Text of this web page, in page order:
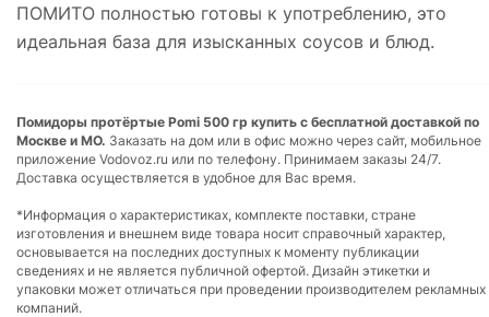
ПОМИТО полностью готовы к употреблению, это
идеальная база для изысканных соусов и блюд.
Помидоры протёртые Pomi 500 гр купить с бесплатной доставкой по
Москве и МО. Заказать на дом или в офис можно через сайт, мобильное
приложение Vodovoz.ru или по телефону. Принимаем заказы 24/7.
Доставка осуществляется в удобное для Вас время.
*Информация о характеристиках, комплекте поставки, стране
изготовления и внешнем виде товара носит справочный характер,
основывается на последних доступных к моменту публикации
сведениях и не является публичной офертой. Дизайн этикетки и
упаковки может отличаться при проведении производителем рекламных
компаний.